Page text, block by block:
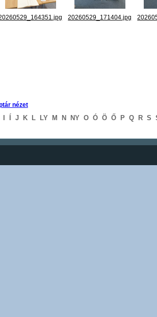
20260529_171404.jpg
nézet
I Í J K L LY M N NY O Ó Ö Ő P Q R S